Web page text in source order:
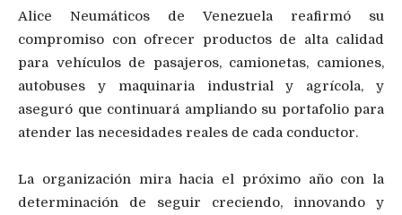
Alice Neumáticos de Venezuela reafirmó su
compromiso con ofrecer productos de alta calidad
para vehículos de pasajeros, camionetas, camiones,
autobuses y maquinaria industrial y agrícola, y
aseguró que continuará ampliando su portafolio para
atender las necesidades reales de cada conductor.
La organización mira hacia el próximo año con la
determinación de seguir creciendo, innovando y